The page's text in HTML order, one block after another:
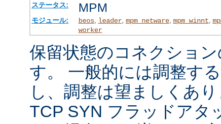
ステータス: MPM
モジュール: beos, leader, mpm_netware, mpm_winnt,
worker
保留状態のコネクショ
す。 一般的には調整す
し、調整は望ましくあ
TCP SYN フラッドアタ